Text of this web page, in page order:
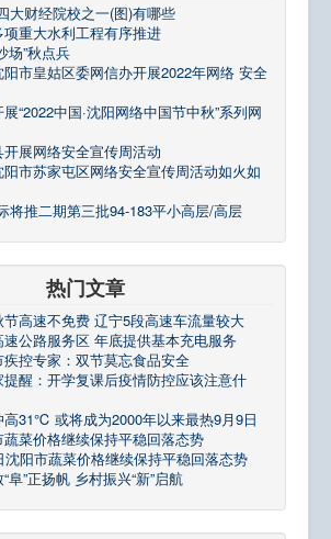
大财经院校之一(图)有哪些
项重大水利工程有序推进
场”秋点兵
阳市皇姑区委网信办开展2022年网络 安全
展“2022中国·沈阳网络中国节中秋”系列网
开展网络安全宣传周活动
阳市苏家屯区网络安全宣传周活动如火如
将推二期第三批94-183平小高层/高层
热门文章
节高速不免费 辽宁5段高速车流量较大
速公路服务区 年底提供基本充电服务
疾控专家：双节莫忘食品安全
提醒：开学复课后疫情防控应该注意什
高31℃ 或将成为2000年以来最热9月9日
蔬菜价格继续保持平稳回落态势
沈阳市蔬菜价格继续保持平稳回落态势
阜”正扬帆 乡村振兴“新”启航